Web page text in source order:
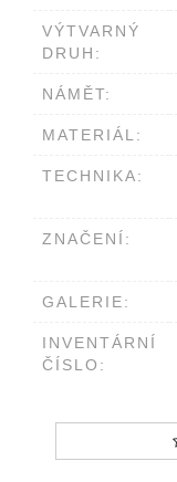
VÝTVARNÝ
DRUH:
NÁMĚT:
MATERIÁL:
TECHNIKA:
ZNAČENÍ:
GALERIE:
INVENTÁRNÍ
ČÍSLO: